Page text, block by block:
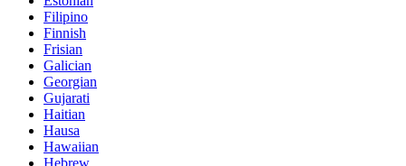
Filipino
Finnish
Frisian
Galician
Georgian
Gujarati
Haitian
Hausa
Hawaiian
Hebrew